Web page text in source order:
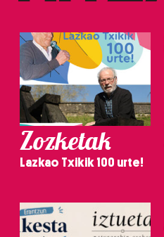
Zozketak
Lazkao Txikik 100 urte!